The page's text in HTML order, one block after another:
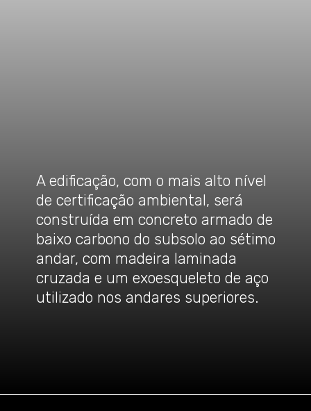
A edificação, com o mais alto nível
de certificação ambiental, será
construída em concreto armado de
baixo carbono do subsolo ao sétimo
andar, com madeira laminada
cruzada e um exoesqueleto de aço
utilizado nos andares superiores.